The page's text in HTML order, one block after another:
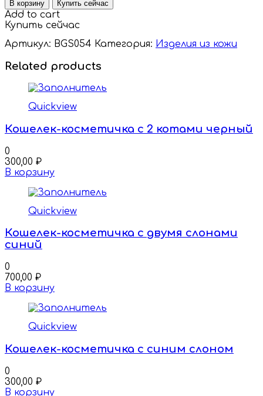
В корзину Купить сейчас
Add to cart
Купить сейчас
Артикул: BGS054 Категория: Изделия из кожи
Related products
Quickview
Кошелек-косметичка с 2 котами черный
0
300,00 ₽
В корзину
Quickview
Кошелек-косметичка с двумя слонами
синий
0
700,00 ₽
В корзину
Quickview
Кошелек-косметичка с синим слоном
0
300,00 ₽
В корзину